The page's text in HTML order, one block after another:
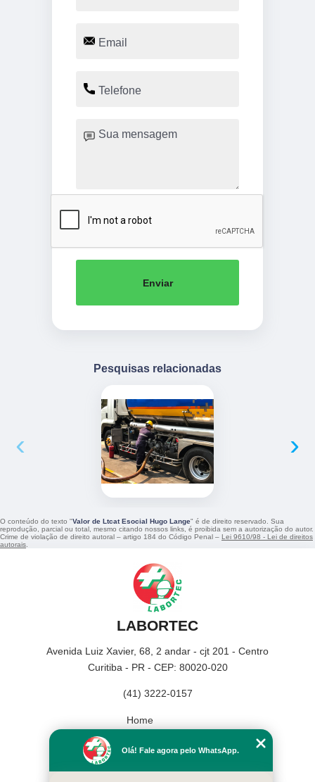
Enviar
Pesquisas relacionadas
‹ ›
O conteúdo do texto "Valor de Ltcat Esocial Hugo Lange" é de direito reservado. Sua
reprodução, parcial ou total, mesmo citando nossos links, é proibida sem a autorização do autor.
Crime de violação de direito autoral – artigo 184 do Código Penal – Lei 9610/98 - Lei de direitos
autorais
LABORTEC
Avenida Luiz Xavier, 68, 2 andar - cjt 201 - Centro
Curitiba - PR - CEP: 80020-020
(41) 3222-0157
Home
Missão
Serviços
Olá! Fale agora pelo WhatsApp.